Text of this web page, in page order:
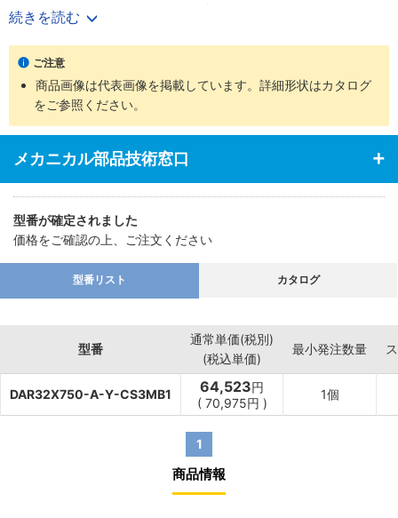
・700mm/s（Φ50、 63（シリンダ径50、63mm）は500mm/s）
の高速作動に対応
・耐久性のあるピストンパッキンを採用
・センサスイッチの後付けが可能
・高い取付け精度と簡単な取付作業
【用途】
・あらゆる業界の空気圧機器や生産ラインに対応
続きを読む
ご注意
商品画像は代表画像を掲載しています。詳細形状はカタログ
をご参照ください。
メカニカル部品技術窓口
型番が確定されました
価格をご確認の上、ご注文ください
型番リスト カタログ
型番
通常単価(税別)
(税込単価)
最小発注数量
DAR32X750-A-Y-CS3MB1 64,523円
( 70,975円 )
1個
1
商品情報